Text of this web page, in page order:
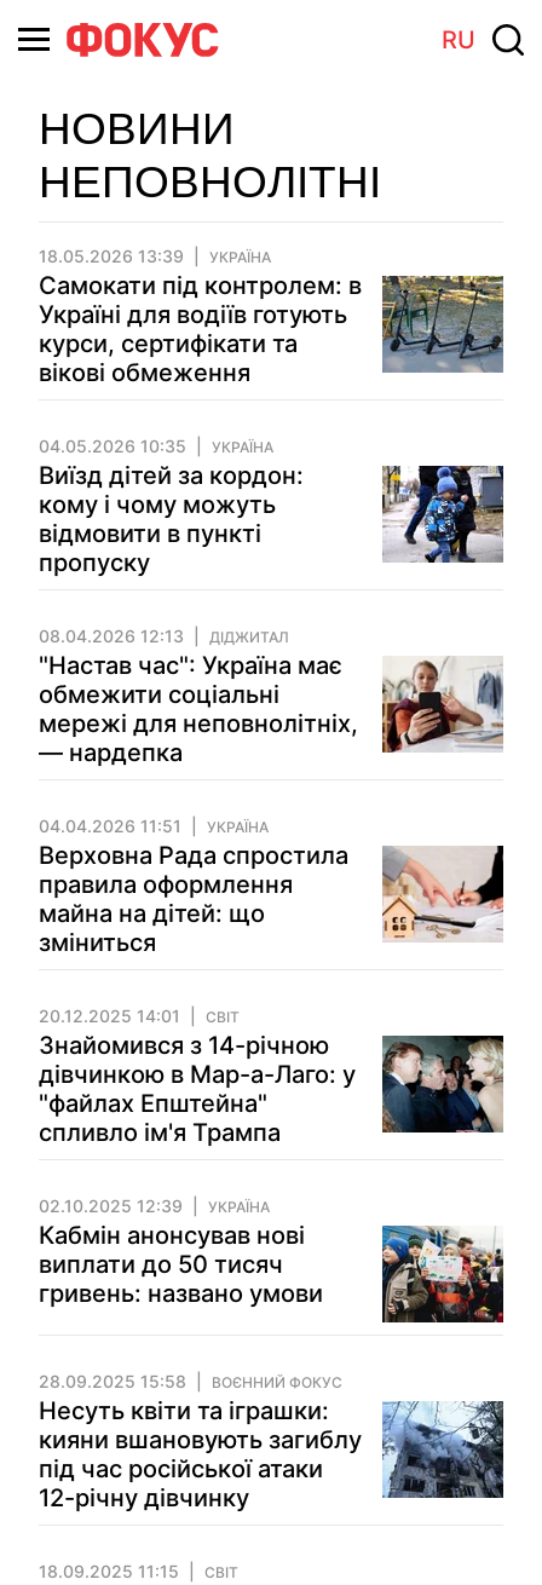
RU
НОВИНИ
НЕПОВНОЛІТНІ
18.05.2026 13:39 УКРАЇНА
Самокати під контролем: в
Україні для водіїв готують
курси, сертифікати та
вікові обмеження
04.05.2026 10:35 УКРАЇНА
Виїзд дітей за кордон:
кому і чому можуть
відмовити в пункті
пропуску
08.04.2026 12:13 ДІДЖИТАЛ
"Настав час": Україна має
обмежити соціальні
мережі для неповнолітніх,
— нардепка
04.04.2026 11:51 УКРАЇНА
Верховна Рада спростила
правила оформлення
майна на дітей: що
зміниться
20.12.2025 14:01 СВІТ
Знайомився з 14-річною
дівчинкою в Мар-а-Лаго: у
"файлах Епштейна"
спливло ім'я Трампа
02.10.2025 12:39 УКРАЇНА
Кабмін анонсував нові
виплати до 50 тисяч
гривень: названо умови
28.09.2025 15:58 ВОЄННИЙ ФОКУС
Несуть квіти та іграшки:
кияни вшановують загиблу
під час російської атаки
12-річну дівчинку
18.09.2025 11:15 СВІТ